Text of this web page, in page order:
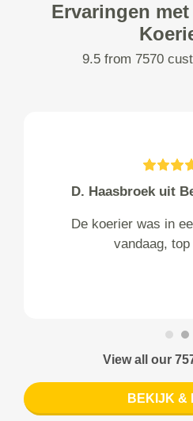
Ervaringen
9.5 from 7570
D. Haasbroek uit
De koerier was in
vandaag,
View all our
BEKIJK &